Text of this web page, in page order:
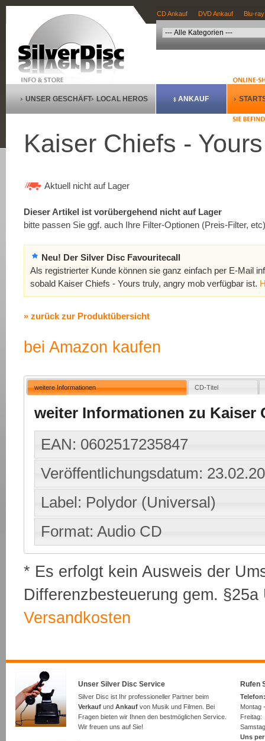
CD Ankauf DVD Ankauf Blu-
UNSER GESCHÄFT LOCAL HEROS ANKAUF
Kaiser Chiefs -
Aktuell nicht auf Lager
Dieser Artikel ist vorübergehend nicht auf Lager
bitte passen Sie ggf. auch Ihre Filter-Optionen (Preis-Filter,
Neu! Der Silver Disc Favouritecall
Als registrierter Kunde können sie ganz einfach per E-Mail
sobald Kaiser Chiefs - Yours truly, angry mob verfügbar ist.
» zurück zur Produktübersicht
bei Amazon kaufen
weitere Informationen CD-Titel
weiter Informationen zu Kaiser
EAN: 0602517235847
Veröffentlichungsdatum:
Label: Polydor (Universal)
Format: Audio CD
* Es erfolgt kein Ausweis der
Differenzbesteuerung gem.
Versandkosten
Unser Silver Disc Service
Silver Disc ist Ihr professioneller Partner beim
Verkauf und Ankauf von Musik und Filmen. Bei
Fragen bieten wir Ihnen den bestmöglichen Service.
Wir freuen uns auf Sie!
Rufen
Montag
Uns